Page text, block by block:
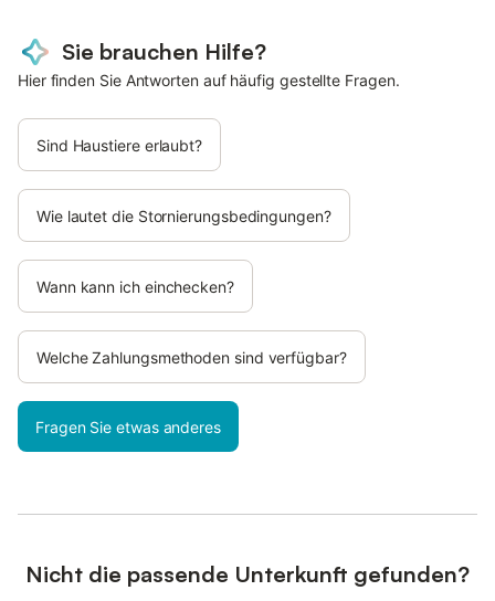
Sie brauchen Hilfe?
Hier finden Sie Antworten auf häufig gestellte Fragen.
Sind Haustiere erlaubt?
Wie lautet die Stornierungsbedingungen?
Wann kann ich einchecken?
Welche Zahlungsmethoden sind verfügbar?
Fragen Sie etwas anderes
Nicht die passende Unterkunft gefunden?